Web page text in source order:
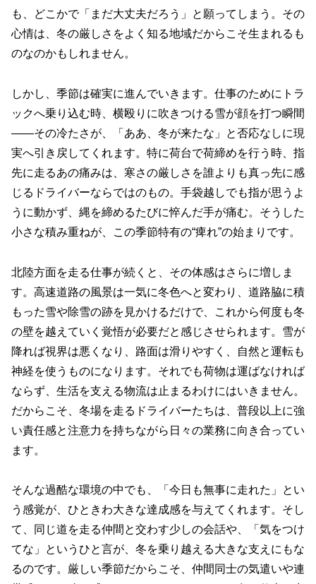
も、どこかで「まだ大丈夫だろう」と願ってしまう。その
心情は、冬の厳しさをよく知る地域だからこそ生まれるも
のなのかもしれません。
しかし、季節は確実に進んでいきます。仕事のためにトラ
ックへ乗り込む時、横殴りに吹きつける雪が顔を打つ瞬間
――その冷たさが、「ああ、冬が来たな」と否応なしに現
実へ引き戻してくれます。特に荷台で荷締めを行う時、指
先に走るあの痛みは、寒さの厳しさを誰よりも真っ先に感
じるドライバーならではのもの。手袋越しでも指が思うよ
うに動かず、縄を締めるたびに悴んだ手が痛む。そうした
小さな積み重ねが、この季節特有の“痺れ”の始まりです。
北陸方面を走る仕事が続くと、その体感はさらに増しま
す。高速道路の風景は一気に冬色へと変わり、道路脇に積
もった雪や除雪の跡を見かけるだけで、これから何度も冬
の壁を越えていく覚悟が必要だと感じさせられます。雪が
降れば視界は悪くなり、路面は滑りやすく、自然と運転も
神経を使うものになります。それでも荷物は運ばなければ
ならず、生活を支える物流は止まるわけにはいきません。
だからこそ、冬場を走るドライバーたちは、普段以上に強
い責任感と注意力を持ちながら日々の業務に向き合ってい
ます。
そんな過酷な環境の中でも、「今日も無事に走れた」とい
う感覚が、ひときわ大きな達成感を与えてくれます。そし
て、同じ道を走る仲間と交わす少しの会話や、「気をつけ
てな」というひと言が、冬を乗り越える大きな支えにもな
るのです。厳しい季節だからこそ、仲間同士の気遣いや連